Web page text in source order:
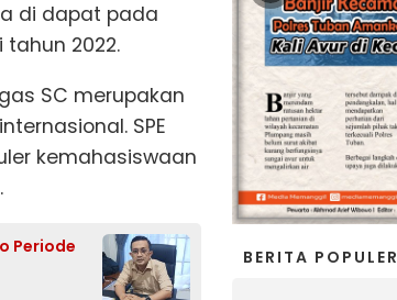
di dapat pada
2022.
SC merupakan
SPE
kemahasiswaan
Periode
BERITA POPULER